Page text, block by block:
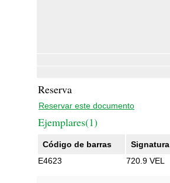
Reserva
Reservar este documento
Ejemplares(1)
Código de barras Signatura
E4623
720.9 VEL